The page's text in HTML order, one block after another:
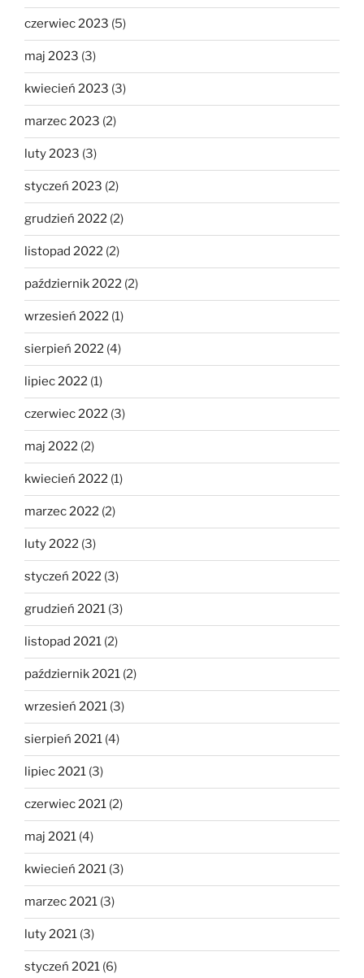
czerwiec 2023 (5)
maj 2023 (3)
kwiecień 2023 (3)
marzec 2023 (2)
luty 2023 (3)
styczeń 2023 (2)
grudzień 2022 (2)
listopad 2022 (2)
październik 2022 (2)
wrzesień 2022 (1)
sierpień 2022 (4)
lipiec 2022 (1)
czerwiec 2022 (3)
maj 2022 (2)
kwiecień 2022 (1)
marzec 2022 (2)
luty 2022 (3)
styczeń 2022 (3)
grudzień 2021 (3)
listopad 2021 (2)
październik 2021 (2)
wrzesień 2021 (3)
sierpień 2021 (4)
lipiec 2021 (3)
czerwiec 2021 (2)
maj 2021 (4)
kwiecień 2021 (3)
marzec 2021 (3)
luty 2021 (3)
styczeń 2021 (6)